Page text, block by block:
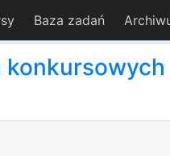
Baza zadań
konkursowych